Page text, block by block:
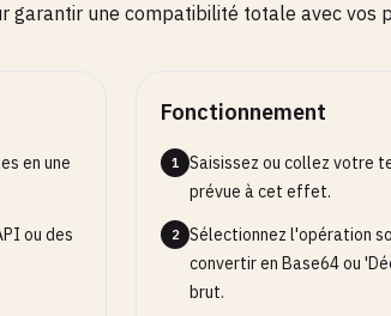
garantir une compatibilité totale avec vos
en une
ou des
Fonctionnement
1
Saisissez ou collez votre
prévue à cet effet.
2
Sélectionnez l'opération
convertir en Base64 ou
brut.